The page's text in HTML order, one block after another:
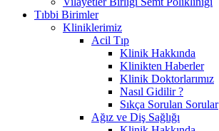
Tıbbi Birimler
Kliniklerimiz
Acil Tıp
Klinik Hakkında
Klinikten Haberler
Klinik Doktorlarımız
Nasıl Gidilir ?
Sıkça Sorulan Sorular
Ağız ve Diş Sağlığı